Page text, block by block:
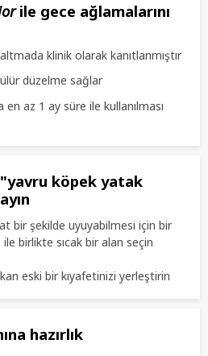
ile gece ağlamalarını
klinik olarak kanıtlanmıştır
düzelme sağlar
az 1 ay süre ile kullanılması
köpek yatak
bir şekilde uyuyabilmesi için bir
birlikte sıcak bir alan seçin
eski bir kıyafetinizi yerleştirin
hazırlık